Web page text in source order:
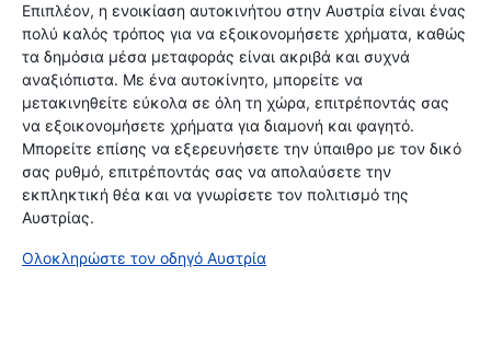
Επιπλέον, η ενοικίαση αυτοκινήτου στην Αυστρία είναι ένας
πολύ καλός τρόπος για να εξοικονομήσετε χρήματα, καθώς
τα δημόσια μέσα μεταφοράς είναι ακριβά και συχνά
αναξιόπιστα. Με ένα αυτοκίνητο, μπορείτε να
μετακινηθείτε εύκολα σε όλη τη χώρα, επιτρέποντάς σας
να εξοικονομήσετε χρήματα για διαμονή και φαγητό.
Μπορείτε επίσης να εξερευνήσετε την ύπαιθρο με τον δικό
σας ρυθμό, επιτρέποντάς σας να απολαύσετε την
εκπληκτική θέα και να γνωρίσετε τον πολιτισμό της
Αυστρίας.
Ολοκληρώστε τον οδηγό Αυστρία